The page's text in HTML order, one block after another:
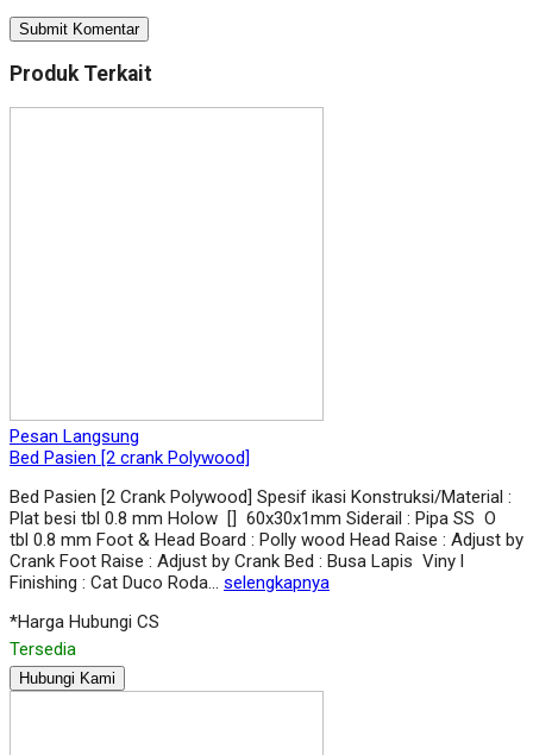
Produk Terkait
Pesan Langsung
Bed Pasien [2 crank Polywood]
Bed Pasien [2 Crank Polywood] Spesif ikasi Konstruksi/Material :
Plat besi tbl 0.8 mm Holow [] 60x30x1mm Siderail : Pipa SS O
tbl 0.8 mm Foot & Head Board : Polly wood Head Raise : Adjust by
Crank Foot Raise : Adjust by Crank Bed : Busa Lapis Viny l
Finishing : Cat Duco Roda… selengkapnya
*Harga Hubungi CS
Tersedia
Hubungi Kami